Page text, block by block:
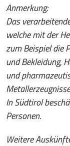
Anmerkung:
Das
welche mit der
zum Beispiel die
und Bekleidung,
und
In Südtirol
Personen.
Weitere